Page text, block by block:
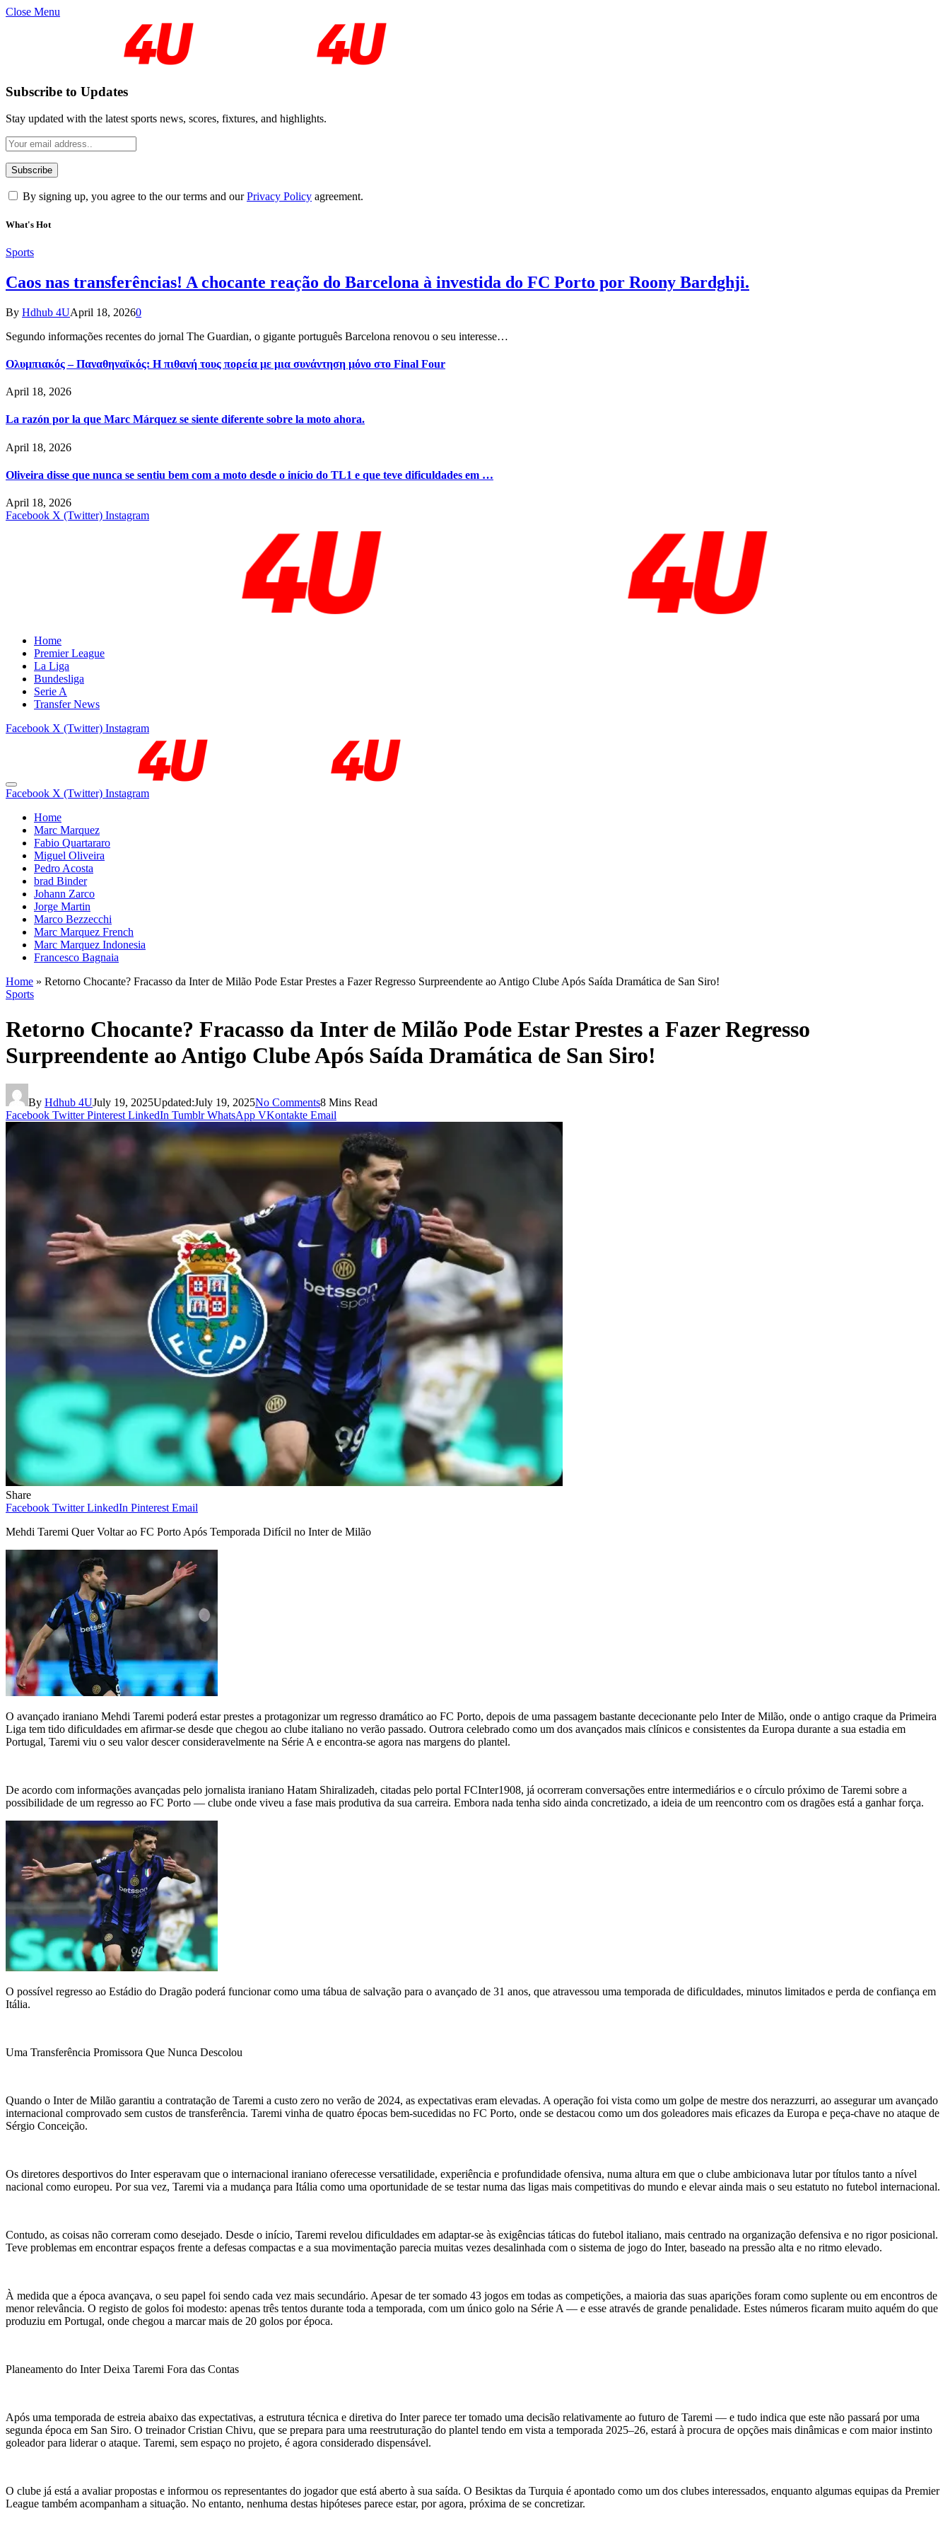
Close Menu
Subscribe to Updates
Stay updated with the latest sports news, scores, fixtures, and highlights.
By signing up, you agree to the our terms and ourPrivacy Policy agreement.
What's Hot
Sports
Caos nas transferências! A chocante reação do Barcelona à investida do FC Porto por Roony Bardghji.
By Hdhub 4UApril 18, 20260
Segundo informações recentes do jornal The Guardian, o gigante português Barcelona renovou o seu interesse…
Ολυμπιακός – Παναθηναϊκός: Η πιθανή τους πορεία με μια συνάντηση μόνο στο Final Four
April 18, 2026
La razón por la que Marc Márquez se siente diferente sobre la moto ahora.
April 18, 2026
Oliveira disse que nunca se sentiu bem com a moto desde o início do TL1 e que teve dificuldades em …
April 18, 2026
Facebook X (Twitter) Instagram
Home
Premier League
La Liga
Bundesliga
Serie A
Transfer News
Facebook X (Twitter) Instagram
Facebook X (Twitter) Instagram
Home
Marc Marquez
Fabio Quartararo
Miguel Oliveira
Pedro Acosta
brad Binder
Johann Zarco
Jorge Martin
Marco Bezzecchi
Marc Marquez French
Marc Marquez Indonesia
Francesco Bagnaia
Home » Retorno Chocante? Fracasso da Inter de Milão Pode Estar Prestes a Fazer Regresso Surpreendente ao Antigo Clube Após Saída Dramática de San Siro!
Sports
Retorno Chocante? Fracasso da Inter de Milão Pode Estar Prestes a Fazer Regresso
Surpreendente ao Antigo Clube Após Saída Dramática de San Siro!
By Hdhub 4UJuly 19, 2025Updated:July 19, 2025No Comments8 Mins Read
Facebook Twitter Pinterest LinkedIn Tumblr WhatsApp VKontakte Email
Share
Facebook Twitter LinkedIn Pinterest Email
Mehdi Taremi Quer Voltar ao FC Porto Após Temporada Difícil no Inter de Milão
O avançado iraniano Mehdi Taremi poderá estar prestes a protagonizar um regresso dramático ao FC Porto, depois de uma passagem bastante dececionante pelo Inter de Milão, onde o antigo craque da Primeira
Liga tem tido dificuldades em afirmar-se desde que chegou ao clube italiano no verão passado. Outrora celebrado como um dos avançados mais clínicos e consistentes da Europa durante a sua estadia em
Portugal, Taremi viu o seu valor descer consideravelmente na Série A e encontra-se agora nas margens do plantel.
De acordo com informações avançadas pelo jornalista iraniano Hatam Shiralizadeh, citadas pelo portal FCInter1908, já ocorreram conversações entre intermediários e o círculo próximo de Taremi sobre a
possibilidade de um regresso ao FC Porto — clube onde viveu a fase mais produtiva da sua carreira. Embora nada tenha sido ainda concretizado, a ideia de um reencontro com os dragões está a ganhar força.
O possível regresso ao Estádio do Dragão poderá funcionar como uma tábua de salvação para o avançado de 31 anos, que atravessou uma temporada de dificuldades, minutos limitados e perda de confiança em
Itália.
Uma Transferência Promissora Que Nunca Descolou
Quando o Inter de Milão garantiu a contratação de Taremi a custo zero no verão de 2024, as expectativas eram elevadas. A operação foi vista como um golpe de mestre dos nerazzurri, ao assegurar um avançado
internacional comprovado sem custos de transferência. Taremi vinha de quatro épocas bem-sucedidas no FC Porto, onde se destacou como um dos goleadores mais eficazes da Europa e peça-chave no ataque de
Sérgio Conceição.
Os diretores desportivos do Inter esperavam que o internacional iraniano oferecesse versatilidade, experiência e profundidade ofensiva, numa altura em que o clube ambicionava lutar por títulos tanto a nível
nacional como europeu. Por sua vez, Taremi via a mudança para Itália como uma oportunidade de se testar numa das ligas mais competitivas do mundo e elevar ainda mais o seu estatuto no futebol internacional.
Contudo, as coisas não correram como desejado. Desde o início, Taremi revelou dificuldades em adaptar-se às exigências táticas do futebol italiano, mais centrado na organização defensiva e no rigor posicional.
Teve problemas em encontrar espaços frente a defesas compactas e a sua movimentação parecia muitas vezes desalinhada com o sistema de jogo do Inter, baseado na pressão alta e no ritmo elevado.
À medida que a época avançava, o seu papel foi sendo cada vez mais secundário. Apesar de ter somado 43 jogos em todas as competições, a maioria das suas aparições foram como suplente ou em encontros de
menor relevância. O registo de golos foi modesto: apenas três tentos durante toda a temporada, com um único golo na Série A — e esse através de grande penalidade. Estes números ficaram muito aquém do que
produziu em Portugal, onde chegou a marcar mais de 20 golos por época.
Planeamento do Inter Deixa Taremi Fora das Contas
Após uma temporada de estreia abaixo das expectativas, a estrutura técnica e diretiva do Inter parece ter tomado uma decisão relativamente ao futuro de Taremi — e tudo indica que este não passará por uma
segunda época em San Siro. O treinador Cristian Chivu, que se prepara para uma reestruturação do plantel tendo em vista a temporada 2025–26, estará à procura de opções mais dinâmicas e com maior instinto
goleador para liderar o ataque. Taremi, sem espaço no projeto, é agora considerado dispensável.
O clube já está a avaliar propostas e informou os representantes do jogador que está aberto à sua saída. O Besiktas da Turquia é apontado como um dos clubes interessados, enquanto algumas equipas da Premier
League também acompanham a situação. No entanto, nenhuma destas hipóteses parece estar, por agora, próxima de se concretizar.